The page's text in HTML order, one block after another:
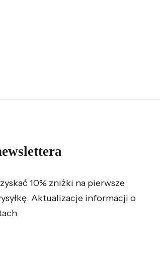
10% zniżki na pierwsze
Aktualizacje informacji o